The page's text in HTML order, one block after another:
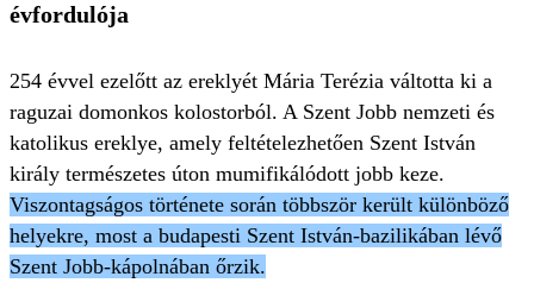
évfordulója
254 évvel ezelőtt az ereklyét Mária Terézia váltotta ki a
raguzai domonkos kolostorból. A Szent Jobb nemzeti és
katolikus ereklye, amely feltételezhetően Szent István
király természetes úton mumifikálódott jobb keze.
Viszontagságos története során többször került különböző
helyekre, most a budapesti Szent István-bazilikában lévő
Szent Jobb-kápolnában őrzik.